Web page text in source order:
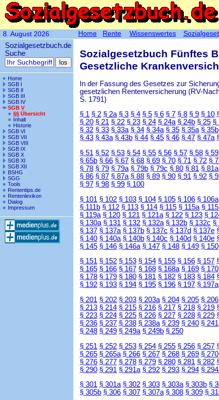
8. August 2026
Sozialgesetzbuch.de
Suche
Home
SGB I
SGB II
SGB III
SGB IV
SGB V
§§ Übersicht
Inhalt
Historie
SGB VI
SGB VII
SGB VIII
SGB IX
SGB X
SGB XI
SGB XII
BSHG
SGG
Tools
Rententips.de
Rentenlexikon
Dialog
Impressum
Sozialgesetzbuch Fünftes
Gesetzliche
In der Fassung des Gesetzes zur
gesetzlichen Rentenversicherung (RV-
S. 1791)
§ 1 § 2 § 2a § 3 § 4 § 5 § 6 § 7 § 8 § 9 § 10
§ 20 § 21 § 22 § 23 § 24 § 24a § 24b § 25 §
§ 32 § 33 § 33a § 34 § 34a § 35 § 35a § 35b
§ 43 § 43a § 43b § 44 § 45 § 46 § 47 § 47a
§ 51 § 52 § 53 § 54 § 55 § 56 § 57 § 58 § 59
§ 65b § 66 § 67 § 68 § 69 § 70 § 71 § 72 §
§ 78 § 79 § 79a § 79b § 79c § 80 § 81 § 81a
§ 86 § 87 § 87a § 88 § 89 § 90 § 91 § 92 §
§ 97 § 98 § 99 § 100
§ 101 § 102 § 103 § 104 § 105 § 106 § 106a
§ 111b § 112 § 113 § 114 § 115 § 115a §
§ 119a § 120 § 121 § 121a § 122 § 123 §
§ 130a § 131 § 132 § 132a § 132b § 132c §
§ 137 § 137a § 137b § 137c § 137d § 137e
§ 140 § 140a § 140b § 140c § 140d § 140e
§ 145 § 146 § 146a § 147 § 148 § 149 § 150
§ 151 § 152 § 153 § 154 § 155 § 156 § 157
§ 165 § 166 § 167 § 168 § 168a § 169 § 170
§ 178 § 179 § 180 § 181 § 182 § 183 § 184
§ 192 § 193 § 194 § 195 § 196 § 197 § 197a
§ 201 § 202 § 203 § 203a § 204 § 205 § 206
§ 213 § 214 § 215 § 216 § 217 § 218 § 219
§ 223 § 224 § 225 § 226 § 227 § 228 § 229
§ 236 § 237 § 238 § 238a § 239 § 240 § 241
§ 248 § 249 § 249a § 249b § 250
§ 251 § 252 § 253 § 254 § 255 § 256 § 257
§ 265 § 265a § 266 § 267 § 268 § 269 § 270
§ 276 § 277 § 278 § 279 § 280 § 281 § 282
§ 290 § 291 § 291a § 292 § 293 § 294 §
§ 301 § 301a § 302 § 303 § 303a § 303b §
§ 305b § 306 § 307 § 307a § 308 § 309 §
Home Rente Wissenswertes